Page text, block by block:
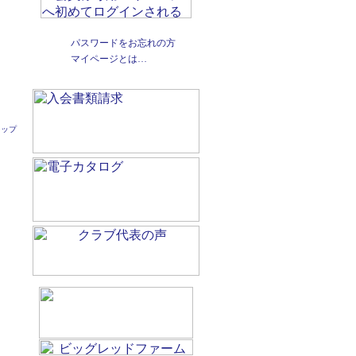
プ
パスワードをお忘れの方
マイページとは…